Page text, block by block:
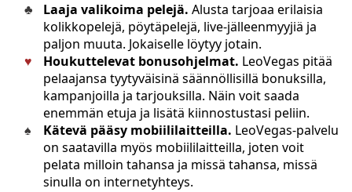
Laaja valikoima pelejä. Alusta tarjoaa erilaisia
kolikkopelejä, pöytäpelejä, live-jälleenmyyjiä ja
paljon muuta. Jokaiselle löytyy jotain.
Houkuttelevat bonusohjelmat. LeoVegas pitää
pelaajansa tyytyväisinä säännöllisillä bonuksilla,
kampanjoilla ja tarjouksilla. Näin voit saada
enemmän etuja ja lisätä kiinnostustasi peliin.
Kätevä pääsy mobiililaitteilla. LeoVegas-palvelu
on saatavilla myös mobiililaitteilla, joten voit
pelata milloin tahansa ja missä tahansa, missä
sinulla on internetyhteys.